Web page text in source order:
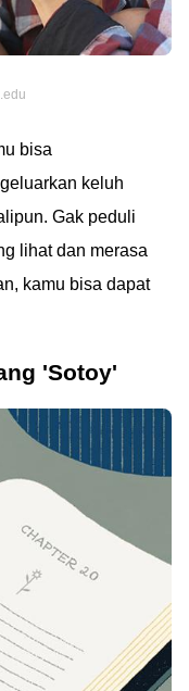
bisa
keluh
Gak peduli
lihat dan merasa
kamu bisa dapat
'Sotoy'